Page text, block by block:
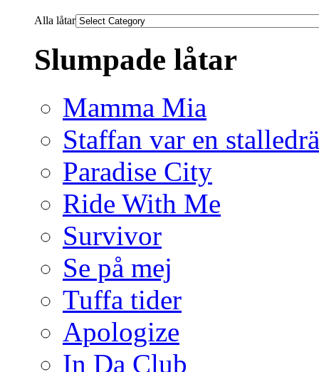
Alla låtar
Slumpade låtar
Mamma Mia
Staffan var en
Paradise City
Ride With Me
Survivor
Se på mej
Tuffa tider
Apologize
In Da Club